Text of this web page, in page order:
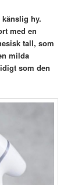
hy.
med en
tall, som
milda
som den